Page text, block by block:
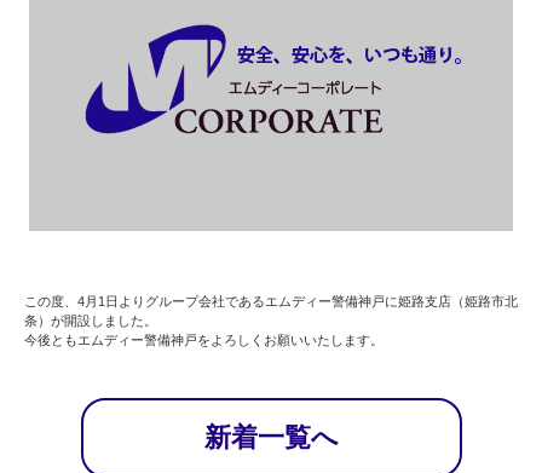
この度、4月1日よりグループ会社であるエムディー警備神戸に姫路支店（姫路市北
条）が開設しました。
今後ともエムディー警備神戸をよろしくお願いいたします。
新着一覧へ